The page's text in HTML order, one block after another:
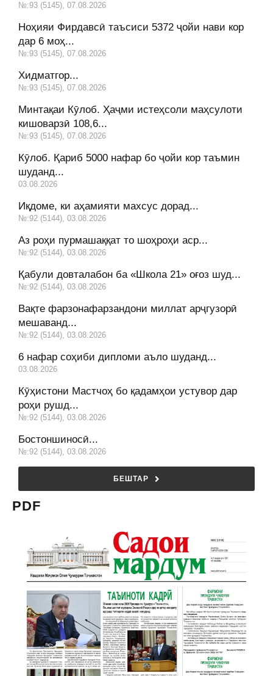
№:93 (5145), 07.08.2026
Ноҳияи Фирдавсӣ таъсиси 5372 ҷойи нави кор
дар 6 моҳ...
№:93 (5145), 07.08.2026
Хидматгор...
№:93 (5145), 07.08.2026
Минтақаи Кӯлоб. Ҳаҷми истеҳсоли маҳсулоти
кишоварзӣ 108,6...
№:93 (5145), 07.08.2026
Кӯлоб. Қариб 5000 нафар бо ҷойи кор таъмин
шуданд...
03.08.2026
Иқдоме, ки аҳамияти махсус дорад...
№:92 (5144), 03.08.2026
Аз роҳи пурмашаққат то шоҳроҳи аср...
№:92 (5144), 03.08.2026
Қабули довталабон ба «Школа 21» оғоз шуд...
№:92 (5144), 03.08.2026
Вақте фарзонафарзандони миллат арҷгузорӣ
мешаванд...
№:92 (5144), 03.08.2026
6 нафар соҳиби дипломи аъло шуданд...
03.08.2026
Кӯҳистони Мастчоҳ бо қадамҳои устувор дар
роҳи рушд...
№:92 (5144), 03.08.2026
Бостоншиносӣ...
№:92 (5144), 03.08.2026
БЕШТАР
PDF